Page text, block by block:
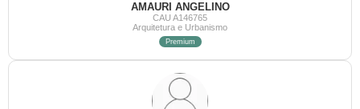
AMAURI ANGELINO
CAU A146765
Arquitetura e Urbanismo
Premium